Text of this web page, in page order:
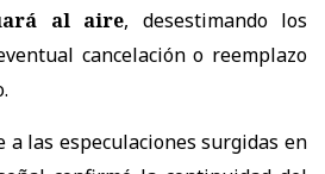
al aire, desestimando los
cancelación o reemplazo
a las especulaciones surgidas en